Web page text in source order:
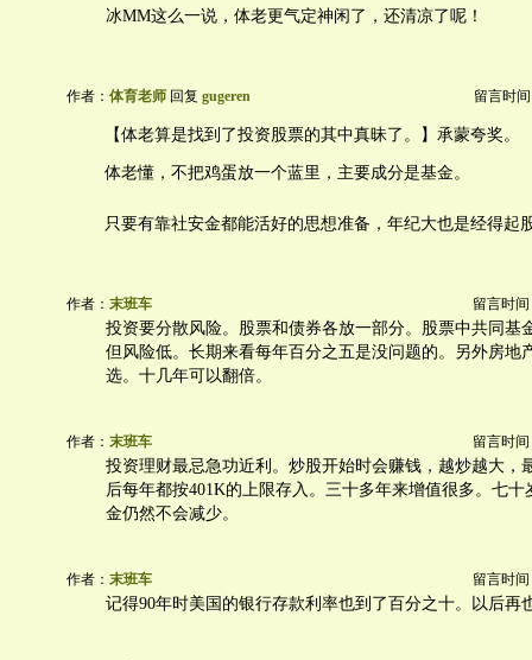
冰MM这么一说，体老更气定神闲了，还清凉了呢！
作者： 体育老师 回复 gugeren 留言时间
【体老算是找到了投资股票的其中真昧了。】承蒙夸奖。
体老懂，不把鸡蛋放一个蓝里，主要成分是基金。
只要有靠社安金都能活好的思想准备，年纪大也是经得起
作者： 末班车 留言时间
投资要分散风险。股票和债券各放一部分。股票中共同基
但风险低。长期来看每年百分之五是没问题的。另外房地
选。十几年可以翻倍。
作者： 末班车 留言时间
投资理财最忌急功近利。炒股开始时会赚钱，越炒越大，
后每年都按401K的上限存入。三十多年来增值很多。七十
金仍然不会减少。
作者： 末班车 留言时间
记得90年时美国的银行存款利率也到了百分之十。以后再